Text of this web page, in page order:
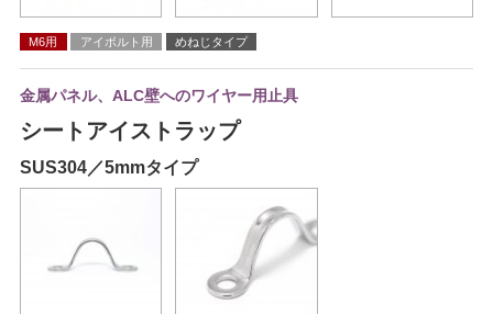
M6用 アイボルト用 めねじタイプ
金属パネル、ALC壁へのワイヤー用止具
シートアイストラップ
SUS304／5mmタイプ